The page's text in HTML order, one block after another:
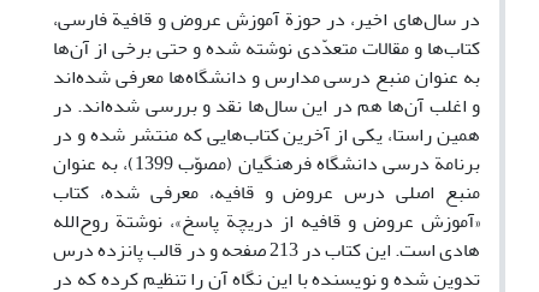
در سال‌های اخیر، در حوزة آموزش عروض و قافیة فارسی،
کتاب‌ها و مقالات متعدّدی نوشته شده و حتی برخی از آن‌ها
به ‌عنوان منبع درسی مدارس و دانشگاه‌ها معرفی شده‌اند
و اغلب آن‌ها هم در این سال‌ها نقد و بررسی شده‌اند. در
همین راستا، یکی از آخرین کتاب‌هایی که منتشر شده و در
برنامة درسی دانشگاه فرهنگیان (مصوّب 1399)، به عنوان
منبع اصلی درس عروض و قافیه، معرفی شده، کتاب
«آموزش عروض و قافیه از دریچة پاسخ»، نوشتة روح‌الله
هادی است. این کتاب در 213 صفحه و در قالب پانزده درس
تدوین شده و نویسنده با این نگاه آن را تنظیم کرده که در